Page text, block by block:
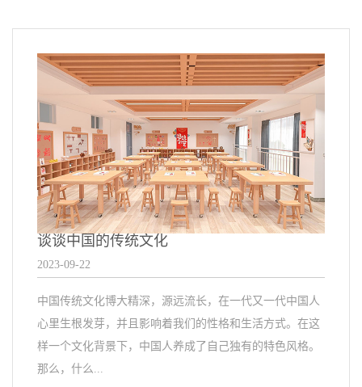
谈谈中国的传统文化
2023-09-22
中国传统文化博大精深，源远流长，在一代又一代中国人
心里生根发芽，并且影响着我们的性格和生活方式。在这
样一个文化背景下，中国人养成了自己独有的特色风格。
那么，什么...